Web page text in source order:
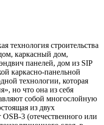
технология строительства
каркасный дом,
панелей, дом из SIP
каркасно-панельной
технологии, которая
но что она из себя
собой многослойную
из двух
3 (отечественного или